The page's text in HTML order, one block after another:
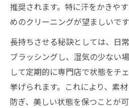
推奨されます。特に汗をかきや
めのクリーニングが望ましいです
長持ちさせる秘訣としては、日
ブラッシングし、湿気の少ない
して定期的に専門店で状態をチ
挙げられます。これにより、素
防ぎ、美しい状態を保つことが可